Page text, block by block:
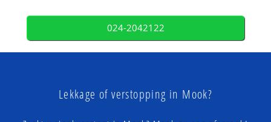
024-2042122
Lekkage of verstopping in Mook?